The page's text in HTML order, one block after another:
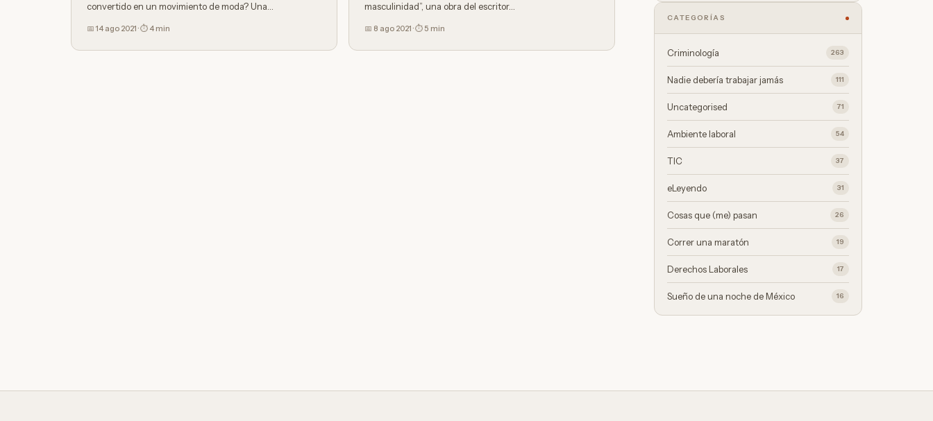
convertido en un movimiento de moda? Una…
📅 14 ago 2021 · ⏱ 4 min
masculinidad”, una obra del escritor…
📅 8 ago 2021 · ⏱ 5 min
CATEGORÍAS
Criminología 263
Nadie debería trabajar jamás 111
Uncategorised 71
Ambiente laboral 54
TIC 37
eLeyendo 31
Cosas que (me) pasan 26
Correr una maratón 19
Derechos Laborales 17
Sueño de una noche de México 16